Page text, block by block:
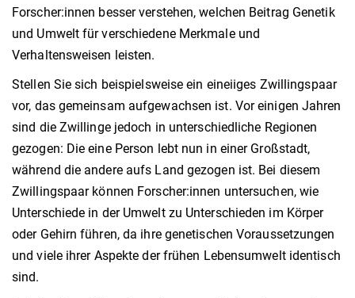
Forscher:innen besser verstehen, welchen Beitrag Genetik
und Umwelt für verschiedene Merkmale und
Verhaltensweisen leisten.
Stellen Sie sich beispielsweise ein eineiiges Zwillingspaar
vor, das gemeinsam aufgewachsen ist. Vor einigen Jahren
sind die Zwillinge jedoch in unterschiedliche Regionen
gezogen: Die eine Person lebt nun in einer Großstadt,
während die andere aufs Land gezogen ist. Bei diesem
Zwillingspaar können Forscher:innen untersuchen, wie
Unterschiede in der Umwelt zu Unterschieden im Körper
oder Gehirn führen, da ihre genetischen Voraussetzungen
und viele ihrer Aspekte der frühen Lebensumwelt identisch
sind.